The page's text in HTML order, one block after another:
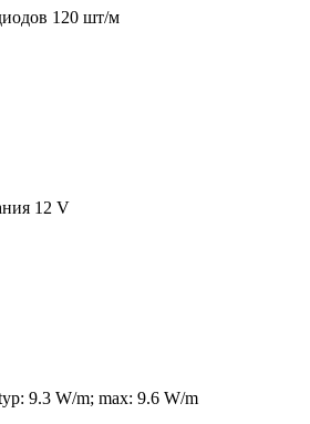
120 шт/м
12 V
9.3 W/m; max: 9.6 W/m